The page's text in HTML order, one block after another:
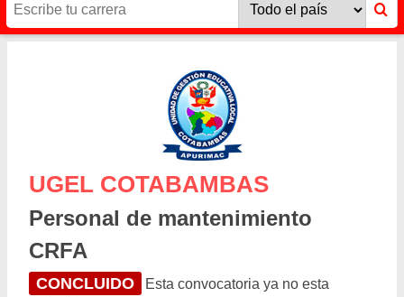
UGEL COTABAMBAS
Personal de mantenimiento
CRFA
CONCLUIDO
Esta convocatoria ya no esta